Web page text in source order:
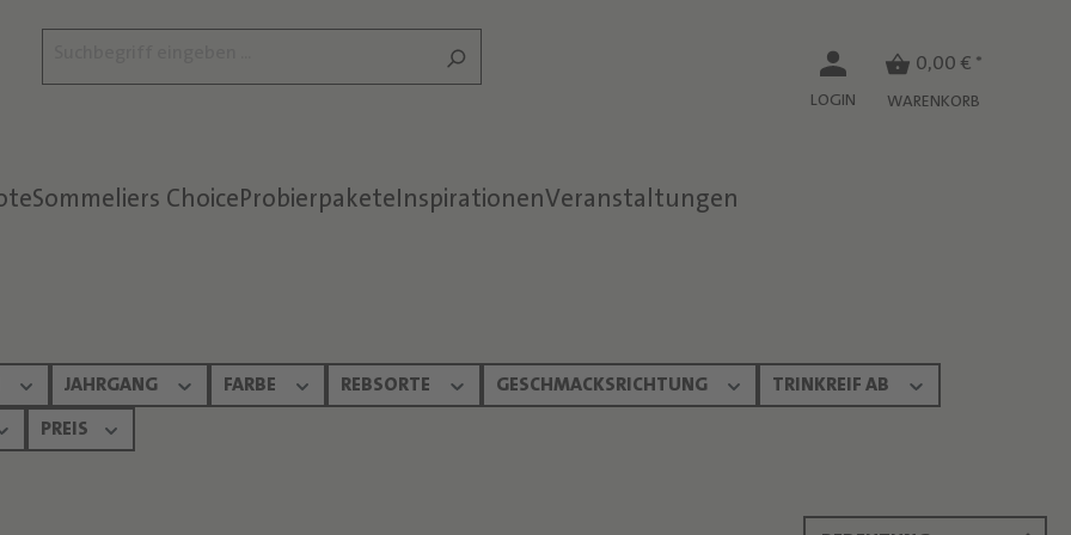
LOGIN
0,00 € *
WARENKORB
Sommeliers ChoiceProbierpaketeInspirationenVeranstaltungen
Text überspringen
JAHRGANG FARBE REBSORTE GESCHMACKSRICHTUNG TRINKREIF AB
PREIS